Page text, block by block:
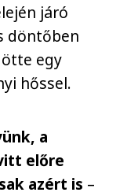
járó
döntőben
egy
hőssel.
a
előre
azért is –